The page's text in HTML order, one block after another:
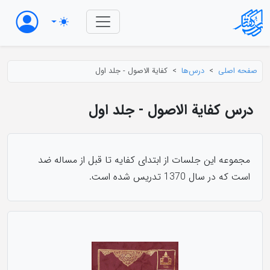
صفحه اصلی درس‌ها کفایة الاصول - جلد اول
درس کفایة الاصول - جلد اول
مجموعه این جلسات از ابتدای کفایه تا قبل از مساله ضد
است که در سال 1370 تدریس شده است.